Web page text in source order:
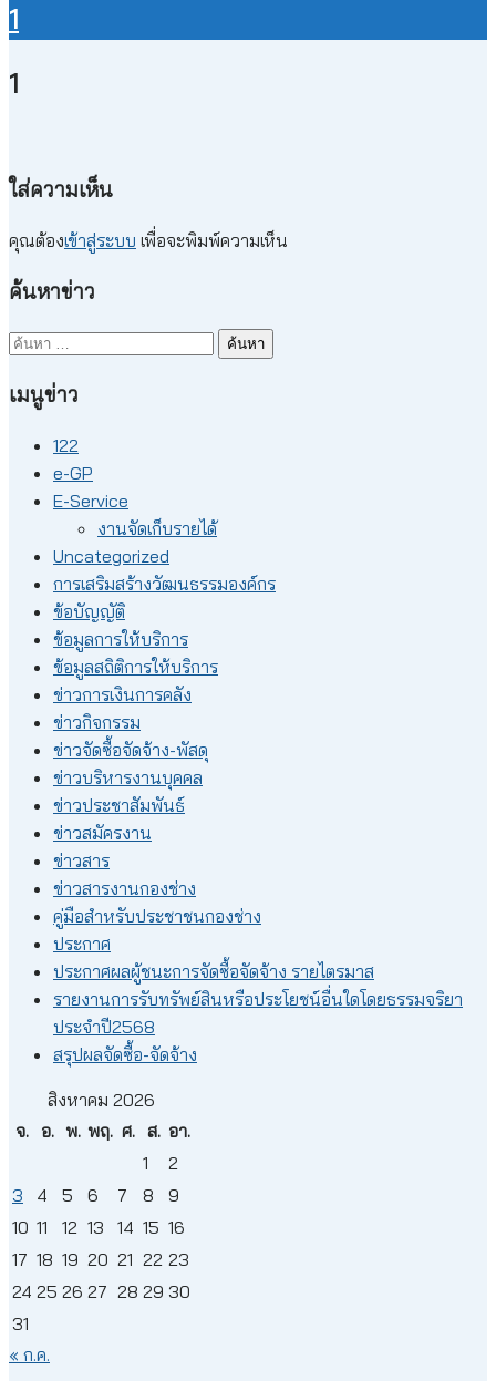
1
1
ใส่ความเห็น
คุณต้องเข้าสู่ระบบ เพื่อจะพิมพ์ความเห็น
ค้นหาข่าว
ค้นหา
เมนูข่าว
122
e-GP
E-Service
งานจัดเก็บรายได้
Uncategorized
การเสริมสร้างวัฒนธรรมองค์กร
ข้อบัญญัติ
ข้อมูลการให้บริการ
ข้อมูลสถิติการให้บริการ
ข่าวการเงินการคลัง
ข่าวกิจกรรม
ข่าวจัดซื้อจัดจ้าง-พัสดุ
ข่าวบริหารงานบุคคล
ข่าวประชาสัมพันธ์
ข่าวสมัครงาน
ข่าวสาร
ข่าวสารงานกองช่าง
คู่มือสำหรับประชาชนกองช่าง
ประกาศ
ประกาศผลผู้ชนะการจัดซื้อจัดจ้าง รายไตรมาส
รายงานการรับทรัพย์สินหรือประโยชน์อื่นใดโดยธรรมจริยา
ประจำปี2568
สรุปผลจัดซื้อ-จัดจ้าง
สิงหาคม 2026
จ. อ. พ. พฤ. ศ. ส. อา.
1
2
3
4 5 6 7 8
9
10 11 12 13 14 15 16
17 18 19 20 21 22 23
24 25 26 27 28 29 30
31
« ก.ค.